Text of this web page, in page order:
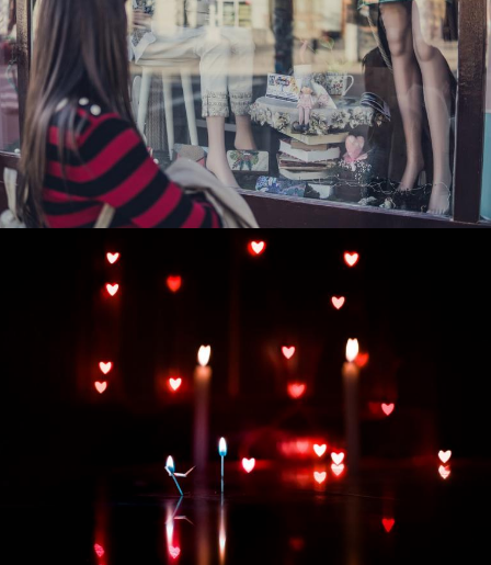
Развитие и поддержка интернет-
витрины StepClub
Смотреть проект
Развитие интернет-магазина "Всё для
праздника"
Смотреть проект